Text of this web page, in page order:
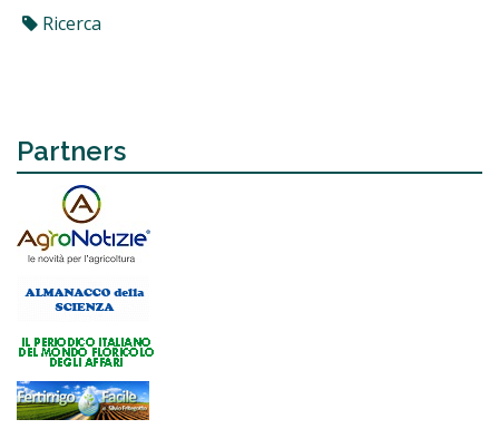
Ricerca
Partners